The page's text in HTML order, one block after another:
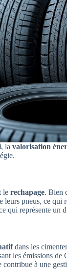
, la valorisation
le rechapage. Bien
leurs pneus, ce qui
qui représente un
dans les
les émissions de
à une